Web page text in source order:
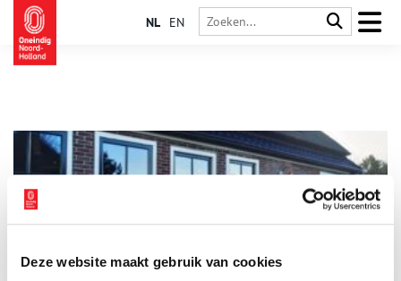
Deze website maakt gebruik van cookies
NL EN